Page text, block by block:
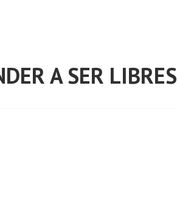
A SER LIBRES